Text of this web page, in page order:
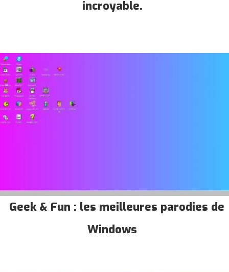
incroyable.
Geek & Fun : les meilleures parodies de
Windows